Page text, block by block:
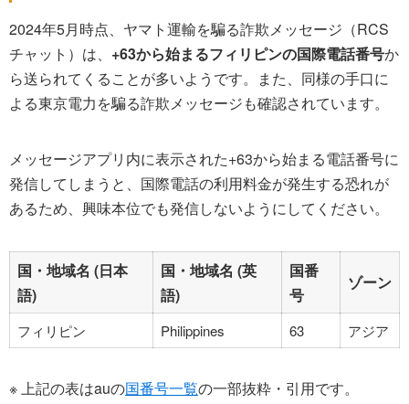
2024年5月時点、ヤマト運輸を騙る詐欺メッセージ（RCS
チャット）は、 +63から始まるフィリピンの国際電話番号か
ら送られてくることが多いようです。また、同様の手口に
よる東京電力を騙る詐欺メッセージも確認されています。
メッセージアプリ内に表示された+63から始まる電話番号に
発信してしまうと、国際電話の利用料金が発生する恐れが
あるため、興味本位でも発信しないようにしてください。
国・地域名 (日本
語)
国・地域名 (英
語)
国番
号
ゾーン
フィリピン Philippines 63 アジア
※ 上記の表はauの国番号一覧の一部抜粋・引用です。